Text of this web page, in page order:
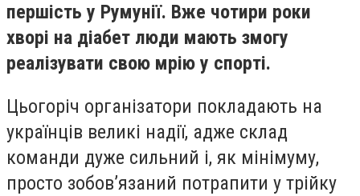
першість у Румунії. Вже чотири роки
хворі на діабет люди мають змогу
реалізувати свою мрію у спорті.
Цьогоріч організатори покладають на
українців великі надії, адже склад
команди дуже сильний і, як мінімуму,
просто зобов’язаний потрапити у трійку